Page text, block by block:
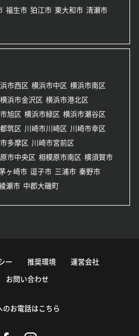
福生市 狛江市 東大和市 清瀬市
市西区 横浜市中区 横浜市南区
横浜市金沢区 横浜市港北区
旭区 横浜市緑区 横浜市瀬谷区
筑区 川崎市川崎区 川崎市幸区
多摩区 川崎市宮前区
市中央区 相模原市南区 横須賀市
ヶ崎市 逗子市 三浦市 秦野市
瀬市 中郡大磯町
ー 推奨環境 運営会社
お問い合わせ
のお電話はこちら